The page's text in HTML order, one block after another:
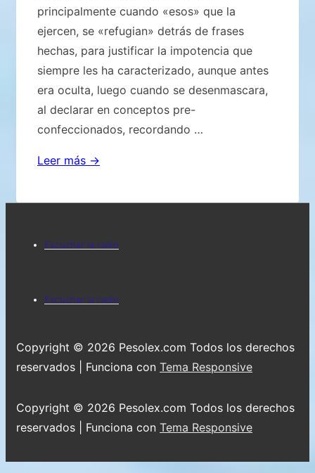
principalmente cuando «esos» que la
ejercen, se «refugian» detrás de frases
hechas, para justificar la impotencia que
siempre les ha caracterizado, aunque antes
era oculta, luego cuando se desenmascara,
al declarar en conceptos pre-
confeccionados, recordando …
EL
ARMONÍA
PEQUEÑAS
EL
AMOR
LA
ARMONÍA
Leer más →
Menú
pie
página
Escuchar la radio
Menú
pie
de
página
Escuchar la radio
Copyright © 2026 Pesolex.com Todos los derechos
reservados
| Funciona con Tema Responsive
Copyright © 2026 Pesolex.com Todos los derechos
reservados
| Funciona con Tema Responsive